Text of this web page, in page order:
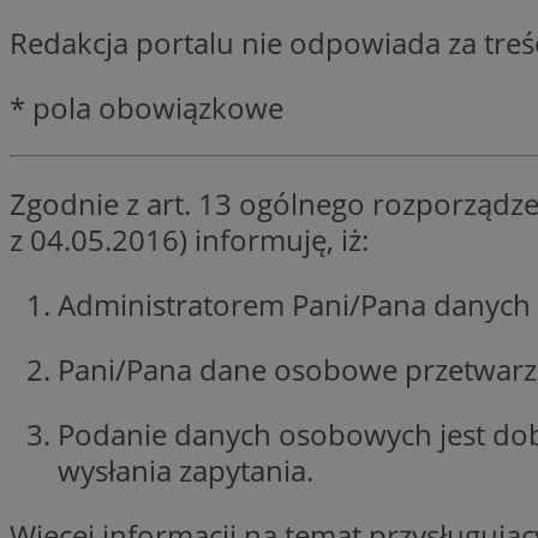
Redakcja portalu nie odpowiada za
* pola obowiązkowe
Zgodnie z art. 13 ogólnego
z 04.05.2016) informuję, iż:
Administratorem Pani/Pana
Pani/Pana dane osobowe
Podanie danych osobowych jest
wysłania zapytania.
QeSessID
suid
euds